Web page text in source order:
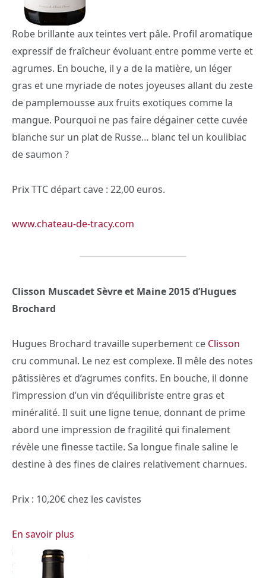
Robe brillante aux teintes vert pâle. Profil aromatique
expressif de fraîcheur évoluant entre pomme verte et
agrumes. En bouche, il y a de la matière, un léger
gras et une myriade de notes joyeuses allant du zeste
de pamplemousse aux fruits exotiques comme la
mangue. Pourquoi ne pas faire dégainer cette cuvée
blanche sur un plat de Russe… blanc tel un koulibiac
de saumon ?
Prix TTC départ cave : 22,00 euros.
www.chateau-de-tracy.com
Clisson Muscadet Sèvre et Maine 2015 d’Hugues
Brochard
Hugues Brochard travaille superbement ce Clisson
cru communal. Le nez est complexe. Il mêle des notes
pâtissières et d’agrumes confits. En bouche, il donne
l’impression d’un vin d’équilibriste entre gras et
minéralité. Il suit une ligne tenue, donnant de prime
abord une impression de fragilité qui finalement
révèle une finesse tactile. Sa longue finale saline le
destine à des fines de claires relativement charnues.
Prix : 10,20€ chez les cavistes
En savoir plus